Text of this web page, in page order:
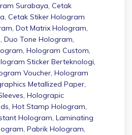
Surabaya, Cetak
, Cetak Stiker Hologram
, Dot Matrix Hologram,
, Duo Tone Hologram,
, Hologram Custom,
Sticker Berteknologi,
Voucher, Hologram
Metallized Paper,
, Holograpic
, Hot Stamp Hologram,
Hologram, Laminating
, Pabrik Hologram,